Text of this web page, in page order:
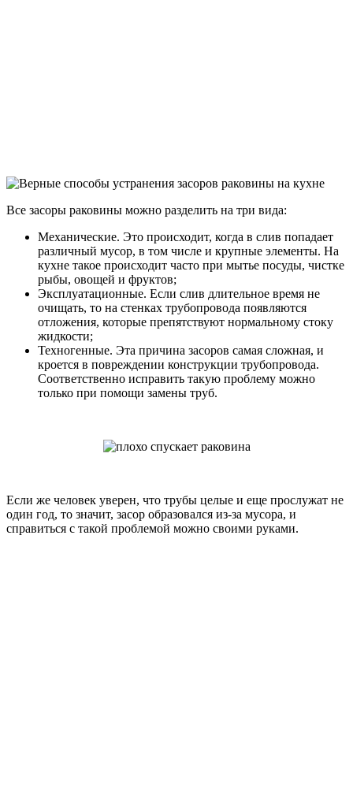
Все засоры раковины можно разделить на три вида:
Механические. Это происходит, когда в слив попадает
различный мусор, в том числе и крупные элементы. На
кухне такое происходит часто при мытье посуды, чистке
рыбы, овощей и фруктов;
Эксплуатационные. Если слив длительное время не
очищать, то на стенках трубопровода появляются
отложения, которые препятствуют нормальному стоку
жидкости;
Техногенные. Эта причина засоров самая сложная, и
кроется в повреждении конструкции трубопровода.
Соответственно исправить такую проблему можно
только при помощи замены труб.
Если же человек уверен, что трубы целые и еще прослужат не
один год, то значит, засор образовался из-за мусора, и
справиться с такой проблемой можно своими руками.